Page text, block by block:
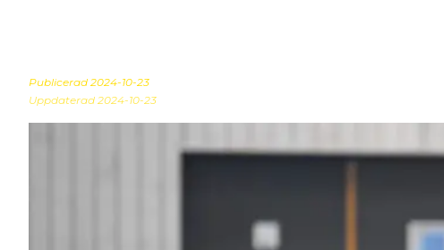
Publicerad 2024-10-23
Uppdaterad 2024-10-23